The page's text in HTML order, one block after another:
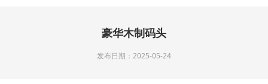
豪华木制码头
发布日期：2025-05-24